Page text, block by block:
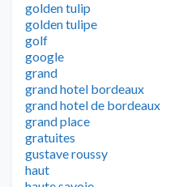
golden tulip
golden tulipe
golf
google
grand
grand hotel bordeaux
grand hotel de bordeaux
grand place
gratuites
gustave roussy
haut